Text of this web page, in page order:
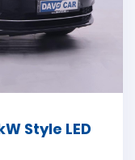
Style LED